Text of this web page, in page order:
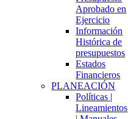
Aprobado en
Ejercicio
Información
Histórica de
presupuestos
Estados
Financieros
PLANEACIÓN
Políticas |
Lineamientos